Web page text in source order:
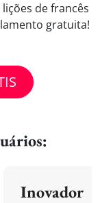
de francês
gratuita!
Inovador